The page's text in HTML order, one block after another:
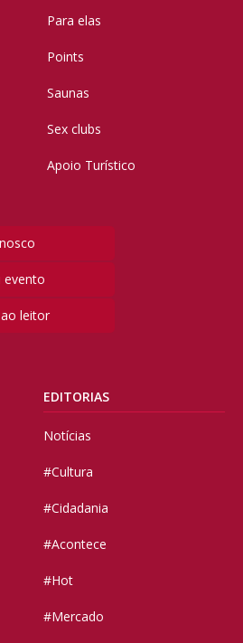
Para elas
Points
Saunas
Sex clubs
Apoio Turístico
evento
leitor
EDITORIAS
Notícias
#Cultura
#Cidadania
#Acontece
#Hot
#Mercado